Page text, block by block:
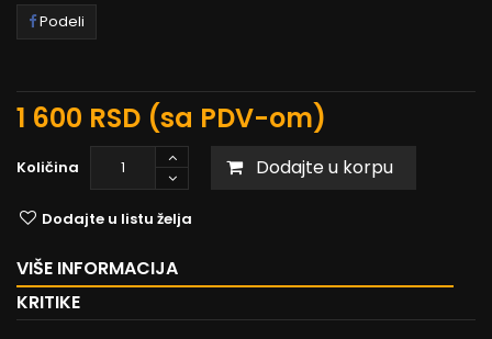
Podeli
1 600 RSD (sa PDV-om)
Količina Dodajte u korpu
Dodajte u listu želja
VIŠE INFORMACIJA
KRITIKE